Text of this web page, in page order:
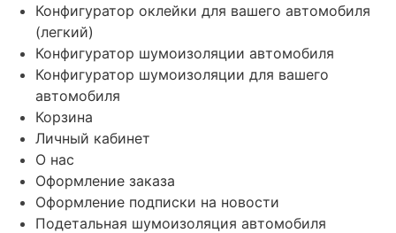
Конфигуратор оклейки для вашего автомобиля
(легкий)
Конфигуратор шумоизоляции автомобиля
Конфигуратор шумоизоляции для вашего
автомобиля
Корзина
Личный кабинет
О нас
Оформление заказа
Оформление подписки на новости
Подетальная шумоизоляция автомобиля